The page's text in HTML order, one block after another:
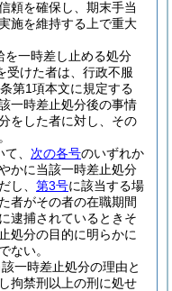
頼を確保し、期末手当
施を維持する上で重大
を一時差し止める処分
受けた者は、行政不服
第1項本文に規定する
一時差止処分後の事情
をした者に対し、その
、 次の各号のいずれか
かに当該一時差止処分
し、 第3号に該当する場
者がその者の在職期間
逮捕されているときそ
処分の目的に明らかに
ない。
一時差止処分の理由と
拘禁刑以上の刑に処せ